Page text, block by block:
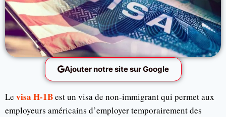
Ajouter notre site sur Google
Le visa H-1Best un visa de non-immigrant qui permet aux
employeurs américains d’employer temporairement des